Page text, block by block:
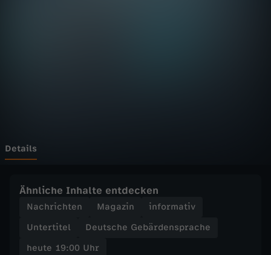
r
Z
D
Details
Ähnliche Inhalte entdecken
Nachrichten Magazin
informativ
Untertitel
Deutsche Gebärdensprache
heute 19:00 Uhr